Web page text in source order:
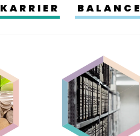
KARRIER BALANCE